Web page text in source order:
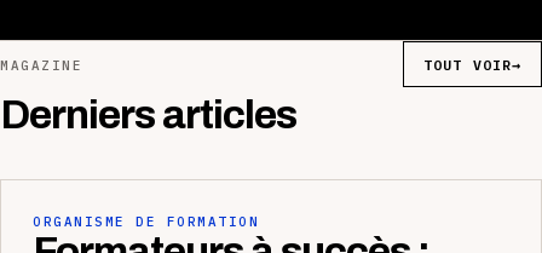
MAGAZINE
Derniers articles
TOUT VOIR→
ORGANISME DE FORMATION